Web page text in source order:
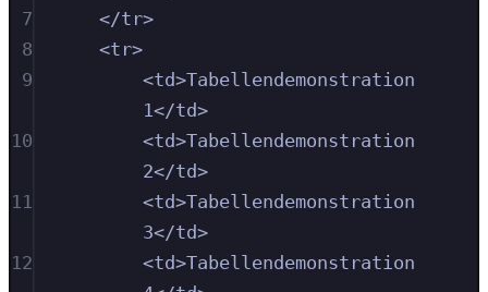
7
</tr>
8
<tr>
9
<td>Tabellendemonstration
1</td>
10
<td>Tabellendemonstration
2</td>
11
<td>Tabellendemonstration
3</td>
12
<td>Tabellendemonstration